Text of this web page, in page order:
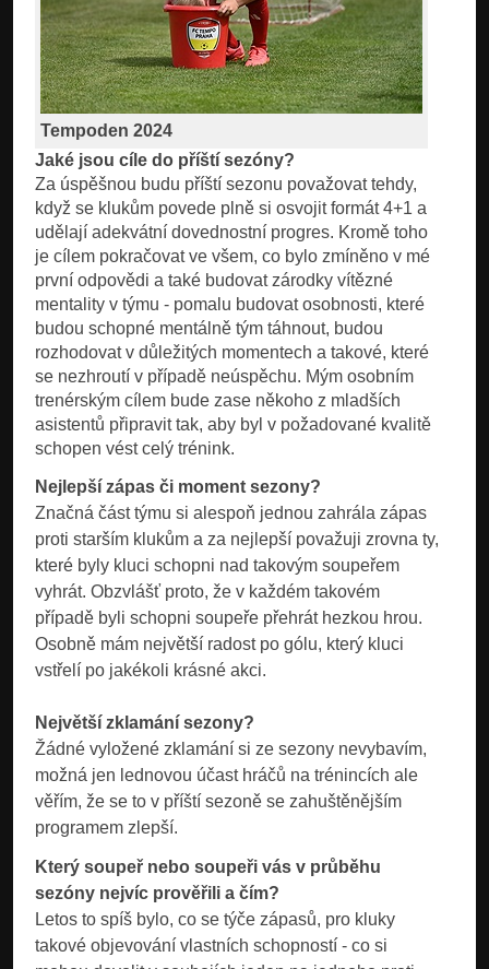
Tempoden 2024
Jaké jsou cíle do příští sezóny?
Za úspěšnou budu příští sezonu považovat tehdy,
když se klukům povede plně si osvojit formát 4+1 a
udělají adekvátní dovednostní progres. Kromě toho
je cílem pokračovat ve všem, co bylo zmíněno v mé
první odpovědi a také budovat zárodky vítězné
mentality v týmu - pomalu budovat osobnosti, které
budou schopné mentálně tým táhnout, budou
rozhodovat v důležitých momentech a takové, které
se nezhroutí v případě neúspěchu. Mým osobním
trenérským cílem bude zase někoho z mladších
asistentů připravit tak, aby byl v požadované kvalitě
schopen vést celý trénink.
Nejlepší zápas či moment sezony?
Značná část týmu si alespoň jednou zahrála zápas
proti starším klukům a za nejlepší považuji zrovna ty,
které byly kluci schopni nad takovým soupeřem
vyhrát. Obzvlášť proto, že v každém takovém
případě byli schopni soupeře přehrát hezkou hrou.
Osobně mám největší radost po gólu, který kluci
vstřelí po jakékoli krásné akci.
Největší zklamání sezony?
Žádné vyložené zklamání si ze sezony nevybavím,
možná jen lednovou účast hráčů na trénincích ale
věřím, že se to v příští sezoně se zahuštěnějším
programem zlepší.
Který soupeř nebo soupeři vás v průběhu
sezóny nejvíc prověřili a čím?
Letos to spíš bylo, co se týče zápasů, pro kluky
takové objevování vlastních schopností - co si